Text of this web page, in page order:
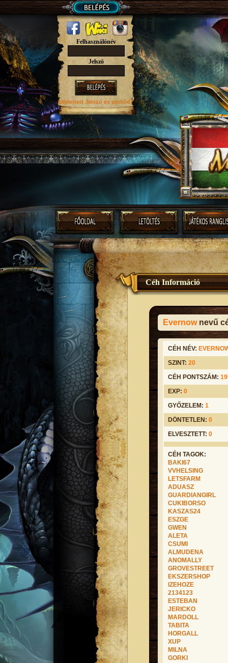
Felhasználónév
Jelszó
Elfelejtett Jelszó és pinkód?
Céh Információ
Evernownevű
CÉH NÉV:
SZINT: 20
CÉH PONTSZÁM:
EXP: 0
GYŐZELEM: 1
DÖNTETLEN: 0
ELVESZTETT: 0
CÉH TAGOK:
BAKI67
VVHELSING
LETSFARM
ADUASZ
GUARDIANGIRL
CUKIBORSO
KASZAS24
ESZGE
GWEN
ALETA
CSUMI
ALMUDENA
ANOMALLY
GROVESTREET
EKSZERSHOP
IZEHOZE
2134123
ESTEBAN
JERICKO
MARDOLL
TABITA
HORGALL
XUP
MILNA
GORKI